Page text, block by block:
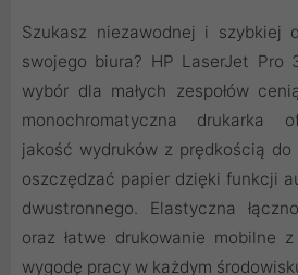
Szukasz niezawodnej i szybkiej
swojego biura? HP LaserJet Pro
wybór dla małych zespołów
monochromatyczna drukarka
jakość wydruków z prędkością
oszczędzać papier dzięki funkcji
dwustronnego. Elastyczna
oraz łatwe drukowanie mobilne
wygodę pracy w każdym